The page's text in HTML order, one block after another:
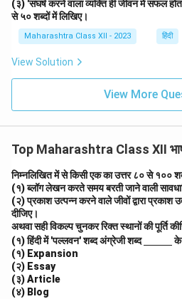
(३) 'संघर्ष करने वाला व्यक्ति ही जीवन में सफल
से ५० शब्दों में लिखिए।
Maharashtra Class XII - 2023 हिंदी
View Solution
View More
Top Maharashtra Class XII
निम्नलिखित में से किसी एक का उत्तर ८० से १००
(१) ब्लॉग लेखन करते समय बरती जाने वाली
(२) प्रकाश उत्पन्न करने वाले जीवों द्वारा प्रकाश
दीजिए।
अथवासही विकल्प चुनकर रिक्त स्थानों की पूर्ति
(१) हिंदी में 'पल्लवन' शब्द अंग्रेजी शब्द
derl
के
(१) Expansion
(२) Essay
(३) Article
(४) Blog